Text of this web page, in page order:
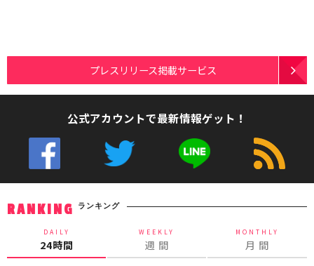
プレスリリース掲載サービス
公式アカウントで最新情報ゲット！
RANKING ランキング
DAILY
24時間
WEEKLY
週 間
MONTHLY
月 間